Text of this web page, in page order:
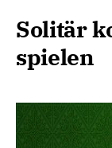
Solitär
spielen